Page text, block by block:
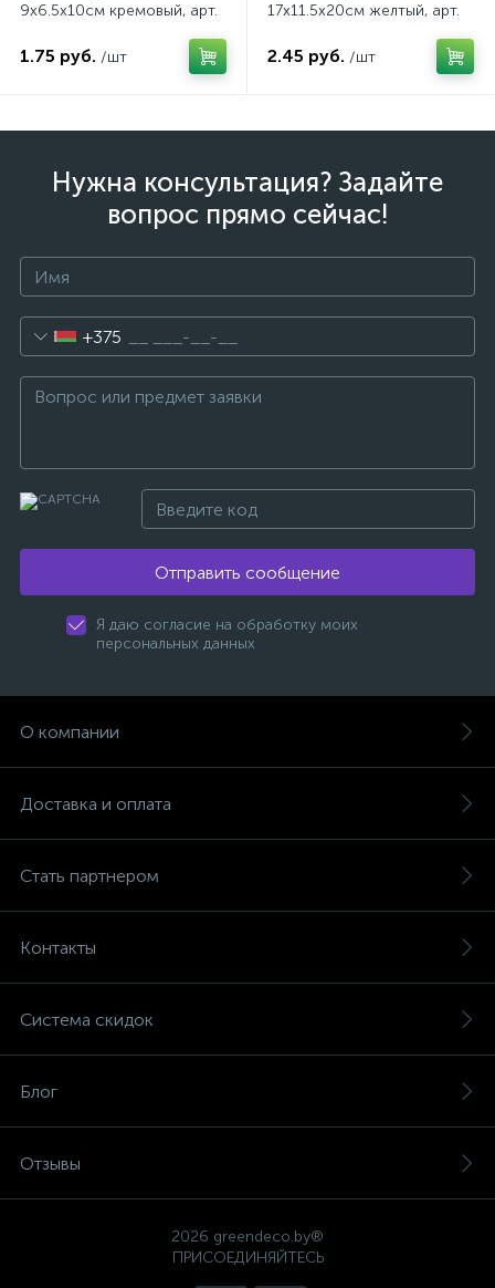
9x6.5x10cм кремовый, арт.
1.75 руб. /шт
17x11.5x20cм желтый, арт.
2.45 руб. /шт
Нужна консультация? Задайте
вопрос прямо сейчас!
+375
Отправить сообщение
Я даю согласие на обработку моих
персональных данных
О компании
Доставка и оплата
Стать партнером
Контакты
Система скидок
Блог
Отзывы
2026 greendeco.by®
ПРИСОЕДИНЯЙТЕСЬ